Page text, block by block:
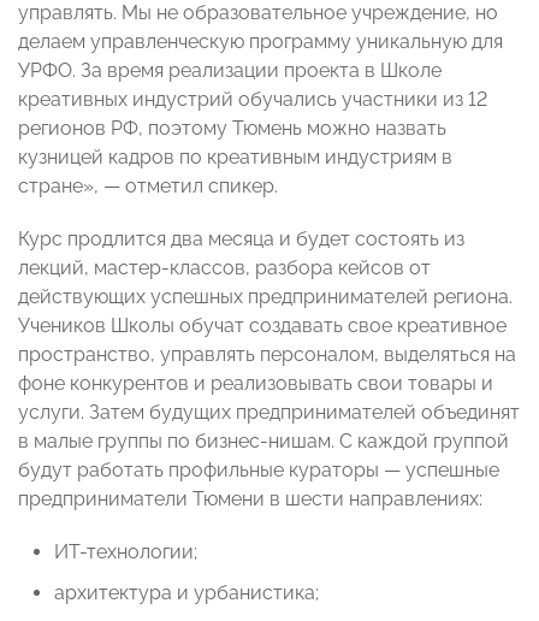
управлять. Мы не образовательное учреждение, но
делаем управленческую программу уникальную для
УРФО. За время реализации проекта в Школе
креативных индустрий обучались участники из 12
регионов РФ, поэтому Тюмень можно назвать
кузницей кадров по креативным индустриям в
стране», — отметил спикер.
Курс продлится два месяца и будет состоять из
лекций, мастер-классов, разбора кейсов от
действующих успешных предпринимателей региона.
Учеников Школы обучат создавать свое креативное
пространство, управлять персоналом, выделяться на
фоне конкурентов и реализовывать свои товары и
услуги. Затем будущих предпринимателей объединят
в малые группы по бизнес-нишам. С каждой группой
будут работать профильные кураторы — успешные
предприниматели Тюмени в шести направлениях:
ИТ-технологии;
архитектура и урбанистика;